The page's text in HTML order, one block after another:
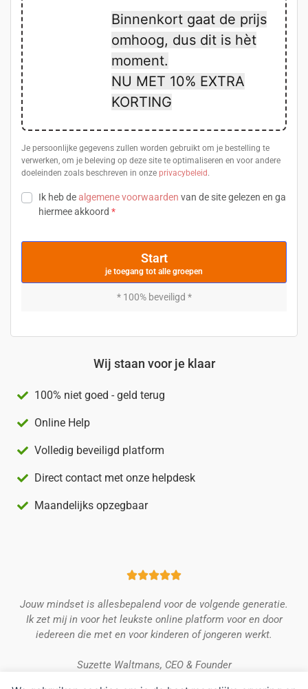
Binnenkort gaat de prijs
omhoog, dus dit is hèt
moment.
NU MET 10% EXTRA
KORTING
Je persoonlijke gegevens zullen worden gebruikt om je bestelling te
verwerken, om je beleving op deze site te optimaliseren en voor andere
doeleinden zoals beschreven in onze privacybeleid.
Ik heb dealgemene voorwaarden van de site gelezen en ga
hiermee akkoord *
Start
* 100% beveiligd *
Wij staan voor je klaar
100% niet goed - geld terug
Online Help
Volledig beveiligd platform
Direct contact met onze helpdesk
Maandelijks opzegbaar

Jouw mindset is allesbepalend voor de volgende generatie.
Ik zet mij in voor het leukste online platform voor en door
iedereen die met en voor kinderen of jongeren werkt.
Suzette Waltmans, CEO & Founder